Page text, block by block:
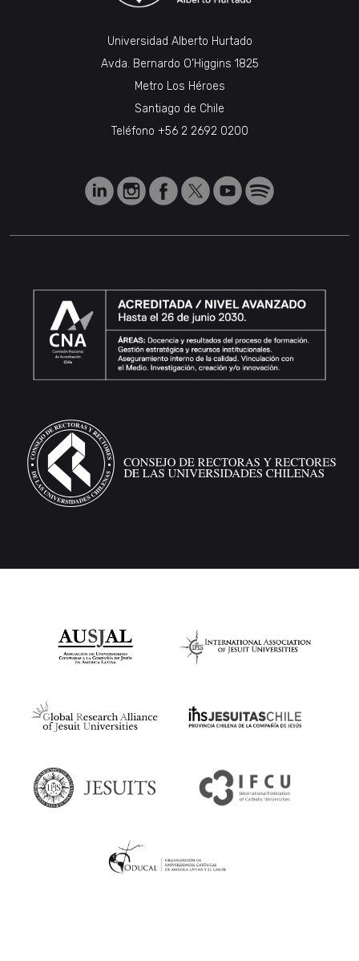
Universidad Alberto Hurtado
Avda. Bernardo O’Higgins 1825
Metro Los Héroes
Santiago de Chile
Teléfono +56 2 2692 0200